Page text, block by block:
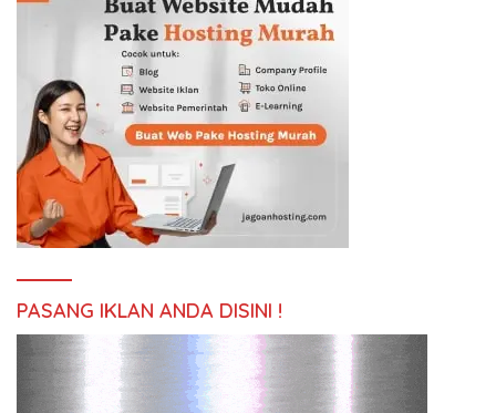
PASANG IKLAN ANDA DISINI !